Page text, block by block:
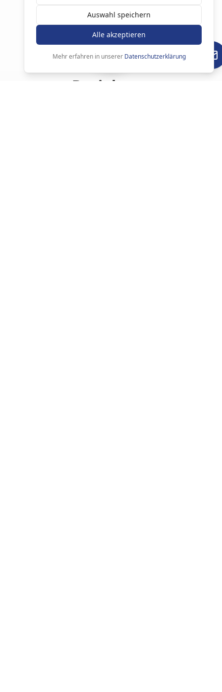
Beziehung
Auswahl speichern
Alle akzeptieren
Mehr erfahren in unserer Datenschutzerklärung